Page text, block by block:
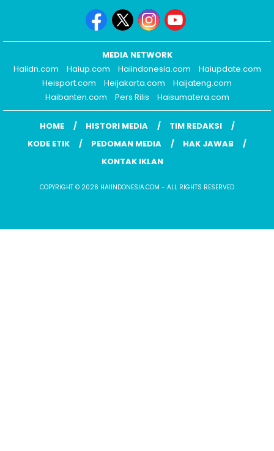
MEDIA NETWORK
Haiidn.com
Haiup.com Haiindonesia.com
Haiupdate.com
Heisport.com
Heijakarta.com
Haijateng.com
Haibanten.com
Pers Rilis Haisumatera.com
HOME HISTORI MEDIA
TIM REDAKSI
KODE ETIK
PEDOMAN MEDIA
HAK JAWAB
KONTAK IKLAN
COPYRIGHT © 2026 HAIINDONESIA.COM - ALL RIGHTS RESERVED